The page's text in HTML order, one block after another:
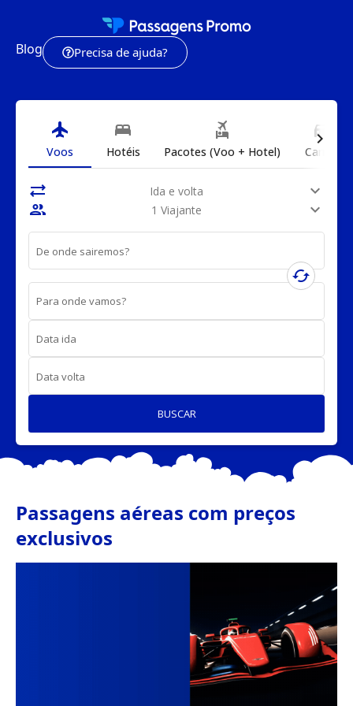
Blog Precisa de ajuda?
flight
Voos
bed
Hotéis
flights_and_hotels
Pacotes (Voo + Hotel)
directions_car
Carros
sync_alt Ida e volta
expand_more
people
1 Viajante expand_more
De onde sairemos?
cached
Para onde vamos?
Data ida
Data volta
BUSCAR
chevron_right
Passagens aéreas com preços
exclusivos